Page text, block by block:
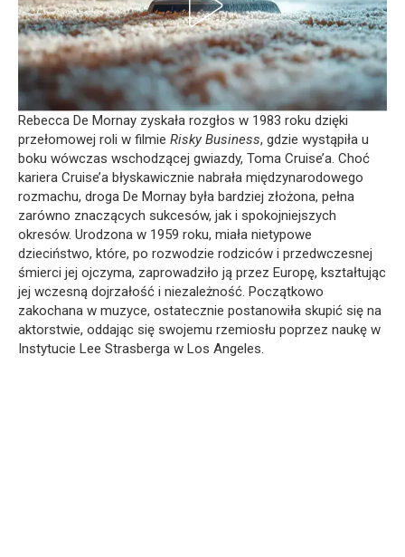
Rebecca De Mornay zyskała rozgłos w 1983 roku dzięki
przełomowej roli w filmie Risky Business, gdzie wystąpiła u
boku wówczas wschodzącej gwiazdy, Toma Cruise’a. Choć
kariera Cruise’a błyskawicznie nabrała międzynarodowego
rozmachu, droga De Mornay była bardziej złożona, pełna
zarówno znaczących sukcesów, jak i spokojniejszych
okresów. Urodzona w 1959 roku, miała nietypowe
dzieciństwo, które, po rozwodzie rodziców i przedwczesnej
śmierci jej ojczyma, zaprowadziło ją przez Europę, kształtując
jej wczesną dojrzałość i niezależność. Początkowo
zakochana w muzyce, ostatecznie postanowiła skupić się na
aktorstwie, oddając się swojemu rzemiosłu poprzez naukę w
Instytucie Lee Strasberga w Los Angeles.